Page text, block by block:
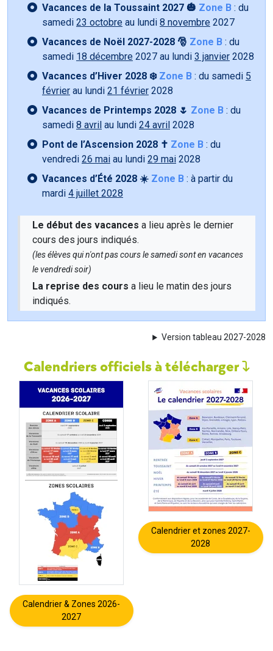
Vacances de la Toussaint 2027 🎃 Zone B : du
samedi 23 octobre au lundi 8 novembre 2027
Vacances de Noël 2027-2028 🎅 Zone B : du
samedi 18 décembre 2027 au lundi 3 janvier 2028
Vacances d’Hiver 2028 ❄️ Zone B : du samedi 5
février au lundi 21 février 2028
Vacances de Printemps 2028 🌷 Zone B : du
samedi 8 avril au lundi 24 avril 2028
Pont de l’Ascension 2028 ✝️ Zone B : du
vendredi 26 mai au lundi 29 mai 2028
Vacances d’Été 2028 ☀️ Zone B : à partir du
mardi 4 juillet 2028
Le début des vacances a lieu après le dernier
cours des jours indiqués.
(les élèves qui n'ont pas cours le samedi sont en vacances
le vendredi soir)
La reprise des cours a lieu le matin des jours
indiqués.
Version tableau 2027-2028
Calendriers officiels à télécharger
Calendrier & Zones 2026-
2027
Calendrier et zones 2027-
2028